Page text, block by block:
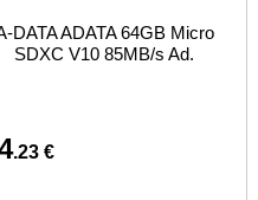
DATA ADATA 64GB Micro
SDXC V10 85MB/s Ad.
.23 €